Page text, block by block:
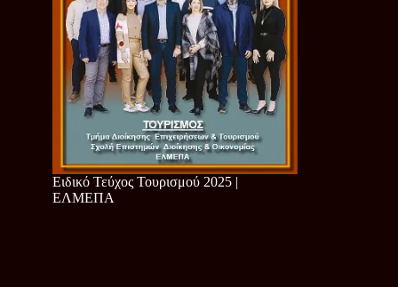
Ειδικό Τεύχος Τουρισμού 2025 |
ΕΛΜΕΠΑ